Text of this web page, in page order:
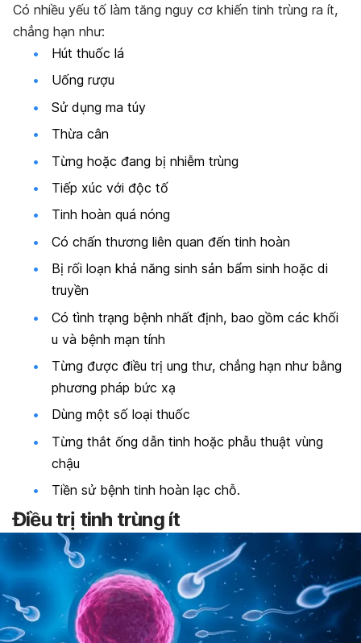
Có nhiều yếu tố làm tăng nguy cơ khiến tinh trùng ra ít,
chẳng hạn như:
Hút thuốc lá
Uống rượu
Sử dụng ma túy
Thừa cân
Từng hoặc đang bị nhiễm trùng
Tiếp xúc với độc tố
Tinh hoàn quá nóng
Có chấn thương liên quan đến tinh hoàn
Bị rối loạn khả năng sinh sản bẩm sinh hoặc di
truyền
Có tình trạng bệnh nhất định, bao gồm các khối
u và bệnh mạn tính
Từng được điều trị ung thư, chẳng hạn như bằng
phương pháp bức xạ
Dùng một số loại thuốc
Từng thắt ống dẫn tinh hoặc phẫu thuật vùng
chậu
Tiền sử bệnh tinh hoàn lạc chỗ.
Điều trị tinh trùng ít